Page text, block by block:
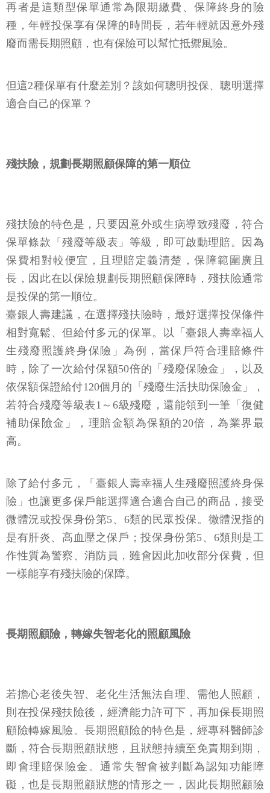
再者是這類型保單通常為限期繳費、保障終身的險
種，年輕投保享有保障的時間長，若年輕就因意外殘
廢而需長期照顧，也有保險可以幫忙抵禦風險。
但這2種保單有什麼差別？該如何聰明投保、聰明選擇
適合自己的保單？
殘扶險，規劃長期照顧保障的第一順位
殘扶險的特色是，只要因意外或生病導致殘廢，符合
保單條款「殘廢等級表」等級，即可啟動理賠。因為
保費相對較便宜，且理賠定義清楚，保障範圍廣且
長，因此在以保險規劃長期照顧保障時，殘扶險通常
是投保的第一順位。
臺銀人壽建議，在選擇殘扶險時，最好選擇投保條件
相對寬鬆、但給付多元的保單。以「臺銀人壽幸福人
生殘廢照護終身保險」為例，當保戶符合理賠條件
時，除了一次給付保額50倍的「殘廢保險金」，以及
依保額保證給付120個月的「殘廢生活扶助保險金」，
若符合殘廢等級表1～6級殘廢，還能領到一筆「復健
補助保險金」，理賠金額為保額的20倍，為業界最
高。
除了給付多元，「臺銀人壽幸福人生殘廢照護終身保
險」也讓更多保戶能選擇適合適合自己的商品，接受
微體況或投保身份第5、6類的民眾投保。微體況指的
是有肝炎、高血壓之保戶；投保身份第5、6類則是工
作性質為警察、消防員，雖會因此加收部分保費，但
一樣能享有殘扶險的保障。
長期照顧險，轉嫁失智老化的照顧風險
若擔心老後失智、老化生活無法自理、需他人照顧，
則在投保殘扶險後，經濟能力許可下，再加保長期照
顧險轉嫁風險。長期照顧險的特色是，經專科醫師診
斷，符合長期照顧狀態，且狀態持續至免責期到期，
即會理賠保險金。通常失智會被判斷為認知功能障
礙，也是長期照顧狀態的情形之一，因此長期照顧險